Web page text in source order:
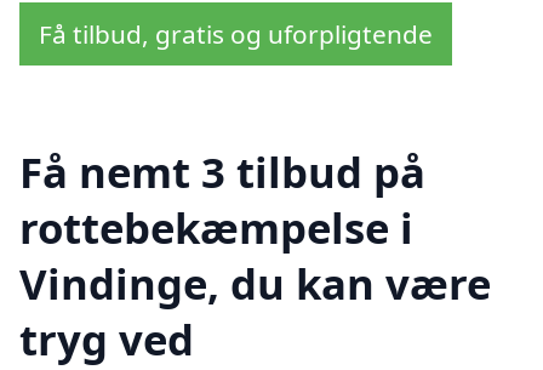
Få tilbud, gratis og uforpligtende
Få nemt 3 tilbud på
rottebekæmpelse i
Vindinge, du kan være
tryg ved